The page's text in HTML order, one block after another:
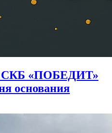
СКБ «ПОБЕДИТ»
основания